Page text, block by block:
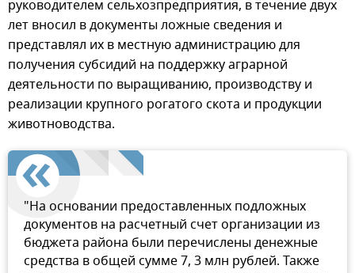
руководителем сельхозпредприятия, в течение двух
лет вносил в документы ложные сведения и
представлял их в местную администрацию для
получения субсидий на поддержку аграрной
деятельности по выращиванию, производству и
реализации крупного рогатого скота и продукции
животноводства.
"На основании предоставленных подложных
документов на расчетный счет организации из
бюджета района были перечислены денежные
средства в общей сумме 7, 3 млн рублей. Также